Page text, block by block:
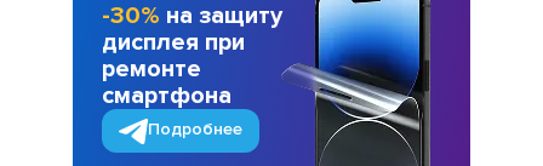
-30% на защиту
дисплея при
ремонте
смартфона
Подробнее